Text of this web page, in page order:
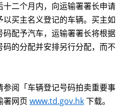
十二个月内，向运输署署长申请
买主名义登记的车辆。买主如
配予汽车，运输署署长将根据
的分配并安排另行分配，而不
阅「车辆登记号码拍卖重要事
署网页 www.td.gov.hk下载。